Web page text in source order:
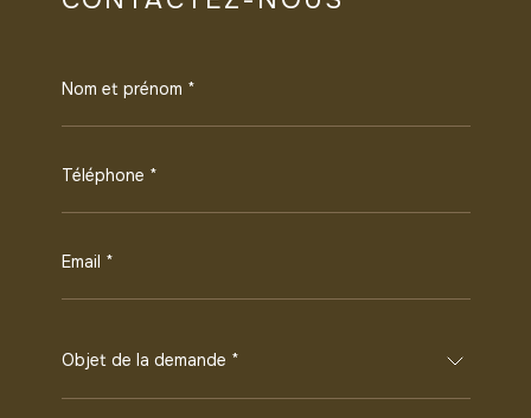
Nom et prénom *
Téléphone *
Email *
Objet de la demande *